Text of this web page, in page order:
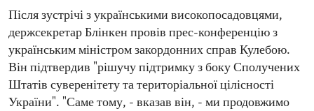
Після зустрічі з українськими високопосадовцями,
держсекретар Блінкен провів прес-конференцію з
українським міністром закордонних справ Кулебою.
Він підтвердив "рішучу підтримку з боку Сполучених
Штатів суверенітету та територіальної цілісності
України". "Саме тому, - вказав він, - ми продовжимо